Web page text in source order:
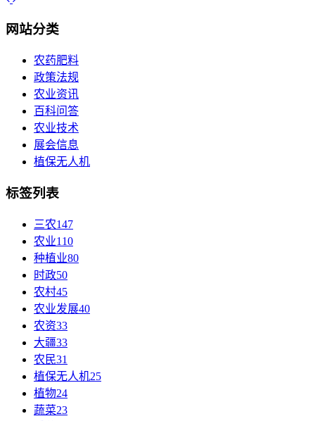
网站分类
农药肥料
政策法规
农业资讯
百科问答
农业技术
展会信息
植保无人机
标签列表
三农147
农业110
种植业80
时政50
农村45
农业发展40
农资33
大疆33
农民31
植保无人机25
植物24
蔬菜23